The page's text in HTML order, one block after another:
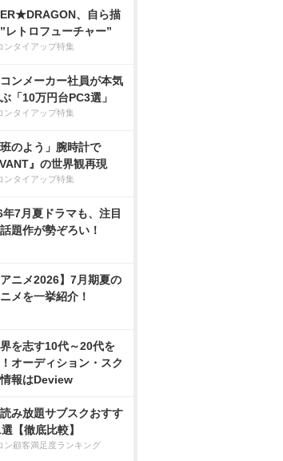
、自ら描
レトロフューチャー”
ンタイアップ特集
ンメーカー社員が本気
「10万円台PC3選」
ンタイアップ特集
班のよう」腕時計で
』の世界観再現
ンタイアップ特集
7月夏ドラマも、注目
題作が勢ぞろい！
アニメ2026】7月期夏の
メを一挙紹介！
を志す10代～20代を
オーディション・スク
報はDeview
み放題サブスクおすす
【徹底比較】
ン顧客満足度ランキング